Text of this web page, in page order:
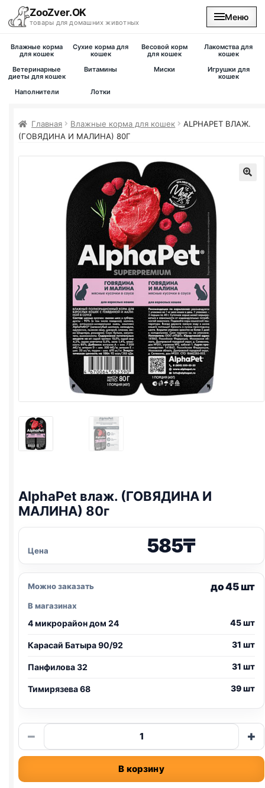
ZooZver.OK
товары для домашних животных
Меню
На главную
Влажные корма
для кошек
Сухие корма для
кошек
Весовой корм
для кошек
Лакомства для
кошек
Ветеринарные
диеты для кошек
Витамины Миски
Игрушки для
кошек
Наполнители
Лотки
Главная Влажные корма для кошек
ALPHAPET ВЛАЖ.
(ГОВЯДИНА И МАЛИНА) 80Г
AlphaPet влаж. (ГОВЯДИНА И
МАЛИНА) 80г
Цена 585₸
Можно заказать до 45 шт
В магазинах
4 микрорайон дом 24 45 шт
Карасай Батыра 90/92 31 шт
Панфилова 32 31 шт
Тимирязева 68 39 шт
−
Количество
товара
AlphaPet
(ГОВЯДИНА
+
В корзину